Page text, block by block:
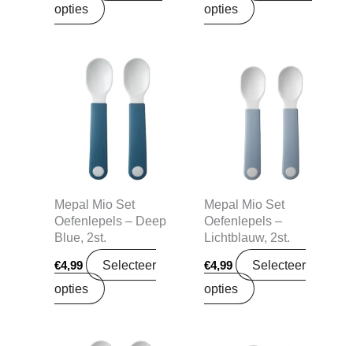
opties
opties
Mepal Mio Set
Oefenlepels – Deep
Blue, 2st.
€4,99
Selecteer
opties
Mepal Mio Set
Oefenlepels –
Lichtblauw, 2st.
€4,99
Selecteer
opties